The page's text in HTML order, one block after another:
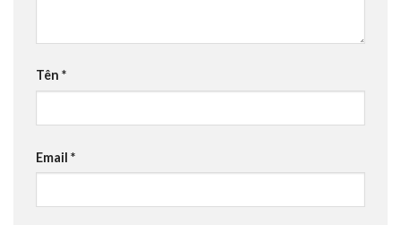
Tên *
Email *